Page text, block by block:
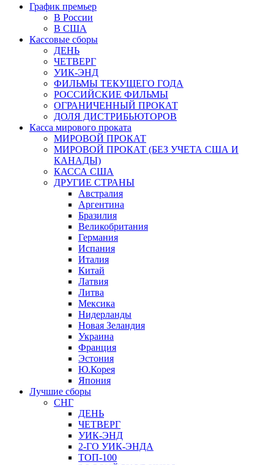
График премьер
В России
В США
Кассовые сборы
ДЕНЬ
ЧЕТВЕРГ
УИК-ЭНД
ФИЛЬМЫ ТЕКУЩЕГО ГОДА
РОССИЙСКИЕ ФИЛЬМЫ
ОГРАНИЧЕННЫЙ ПРОКАТ
ДОЛЯ ДИСТРИБЬЮТОРОВ
Касса мирового проката
МИРОВОЙ ПРОКАТ
МИРОВОЙ ПРОКАТ (БЕЗ УЧЕТА США И
КАНАДЫ)
КАССА США
ДРУГИЕ СТРАНЫ
Австралия
Аргентина
Бразилия
Великобритания
Германия
Испания
Италия
Китай
Латвия
Литва
Мексика
Нидерланды
Новая Зеландия
Украина
Франция
Эстония
Ю.Корея
Япония
Лучшие сборы
СНГ
ДЕНЬ
ЧЕТВЕРГ
УИК-ЭНД
2-ГО УИК-ЭНДА
ТОП-100